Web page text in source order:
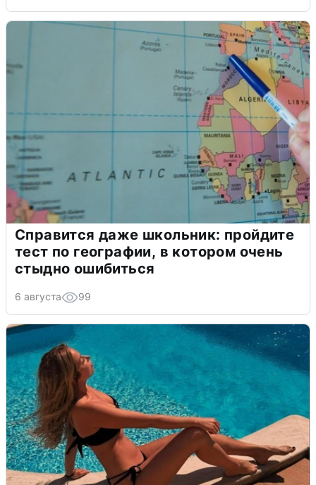
Справится даже школьник: пройдите
тест по географии, в котором очень
стыдно ошибиться
6 августа 99